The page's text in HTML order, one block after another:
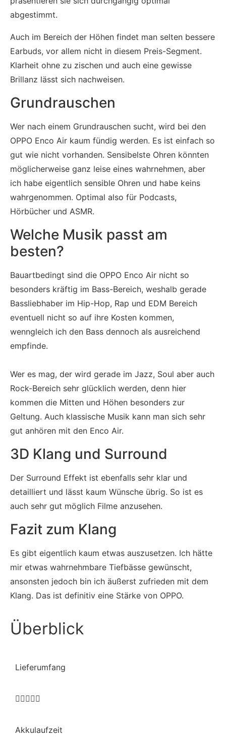
abgestimmt.
Auch im Bereich der Höhen findet man selten bessere
Earbuds, vor allem nicht in diesem Preis-Segment.
Klarheit ohne zu zischen und auch eine gewisse
Brillanz lässt sich nachweisen.
Grundrauschen
Wer nach einem Grundrauschen sucht, wird bei den
OPPO Enco Air kaum fündig werden. Es ist einfach so
gut wie nicht vorhanden. Sensibelste Ohren könnten
möglicherweise ganz leise eines wahrnehmen, aber
ich habe eigentlich sensible Ohren und habe keins
wahrgenommen. Optimal also für Podcasts,
Hörbücher und ASMR.
Welche Musik passt am
besten?
Bauartbedingt sind die OPPO Enco Air nicht so
besonders kräftig im Bass-Bereich, weshalb gerade
Bassliebhaber im Hip-Hop, Rap und EDM Bereich
eventuell nicht so auf ihre Kosten kommen,
wenngleich ich den Bass dennoch als ausreichend
empfinde.
Wer es mag, der wird gerade im Jazz, Soul aber auch
Rock-Bereich sehr glücklich werden, denn hier
kommen die Mitten und Höhen besonders zur
Geltung. Auch klassische Musik kann man sich sehr
gut anhören mit den Enco Air.
3D Klang und Surround
Der Surround Effekt ist ebenfalls sehr klar und
detailliert und lässt kaum Wünsche übrig. So ist es
auch sehr gut möglich Filme anzusehen.
Fazit zum Klang
Es gibt eigentlich kaum etwas auszusetzen. Ich hätte
mir etwas wahrnehmbare Tiefbässe gewünscht,
ansonsten jedoch bin ich äußerst zufrieden mit dem
Klang. Das ist definitiv eine Stärke von OPPO.
Überblick
Lieferumfang

Akkulaufzeit